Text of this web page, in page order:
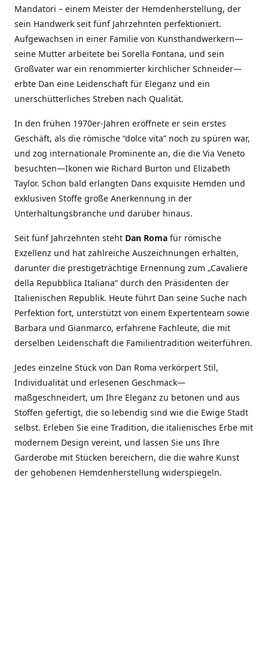
Mandatori – einem Meister der Hemdenherstellung, der
sein Handwerk seit fünf Jahrzehnten perfektioniert.
Aufgewachsen in einer Familie von Kunsthandwerkern—
seine Mutter arbeitete bei Sorella Fontana, und sein
Großvater war ein renommierter kirchlicher Schneider—
erbte Dan eine Leidenschaft für Eleganz und ein
unerschütterliches Streben nach Qualität.
In den frühen 1970er-Jahren eröffnete er sein erstes
Geschäft, als die römische “dolce vita” noch zu spüren war,
und zog internationale Prominente an, die die Via Veneto
besuchten—Ikonen wie Richard Burton und Elizabeth
Taylor. Schon bald erlangten Dans exquisite Hemden und
exklusiven Stoffe große Anerkennung in der
Unterhaltungsbranche und darüber hinaus.
Seit fünf Jahrzehnten steht Dan Roma für römische
Exzellenz und hat zahlreiche Auszeichnungen erhalten,
darunter die prestigeträchtige Ernennung zum „Cavaliere
della Repubblica Italiana“ durch den Präsidenten der
Italienischen Republik. Heute führt Dan seine Suche nach
Perfektion fort, unterstützt von einem Expertenteam sowie
Barbara und Gianmarco, erfahrene Fachleute, die mit
derselben Leidenschaft die Familientradition weiterführen.
Jedes einzelne Stück von Dan Roma verkörpert Stil,
Individualität und erlesenen Geschmack—
maßgeschneidert, um Ihre Eleganz zu betonen und aus
Stoffen gefertigt, die so lebendig sind wie die Ewige Stadt
selbst. Erleben Sie eine Tradition, die italienisches Erbe mit
modernem Design vereint, und lassen Sie uns Ihre
Garderobe mit Stücken bereichern, die die wahre Kunst
der gehobenen Hemdenherstellung widerspiegeln.